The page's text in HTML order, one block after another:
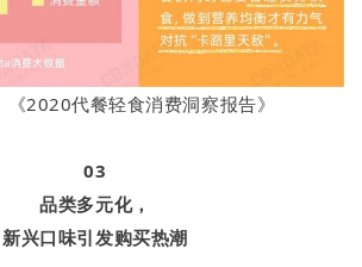
《2020代餐轻食消费洞察报告》
03
品类多元化，
新兴口味引发购买热潮